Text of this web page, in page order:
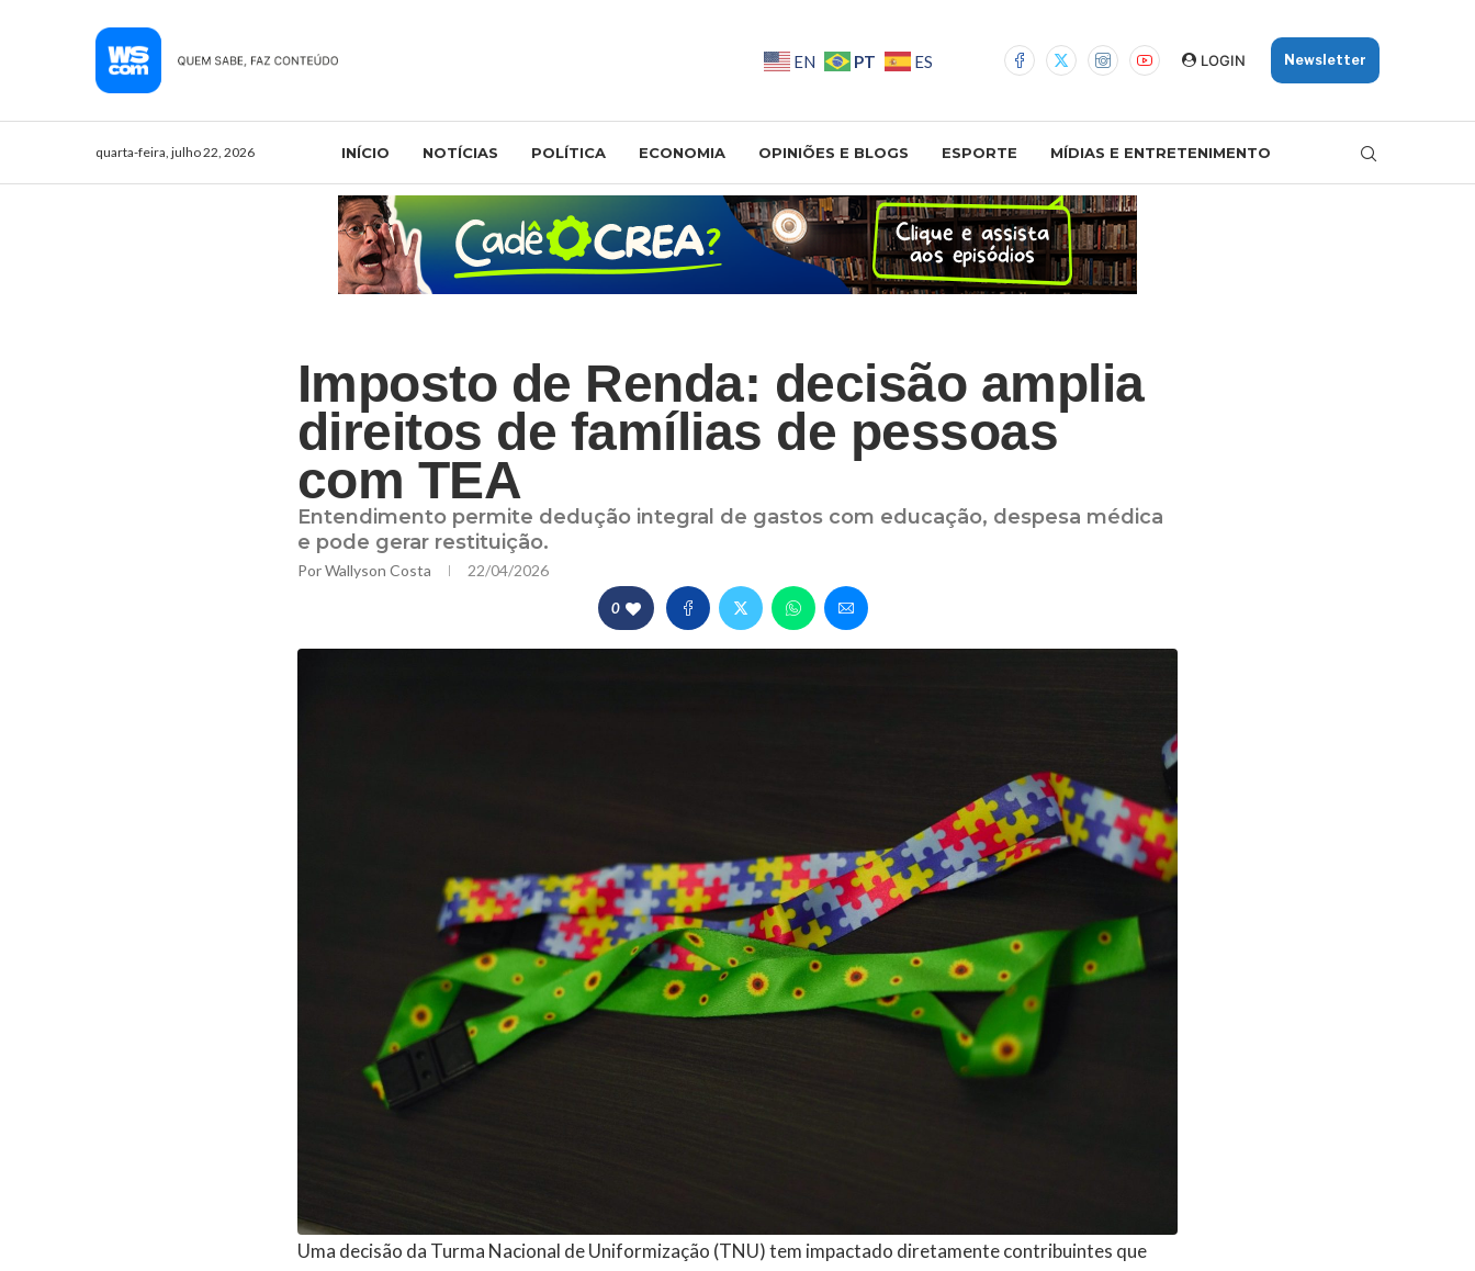
EN PT ES LOGIN Newsletter
quarta-feira, julho 22, 2026 INÍCIO NOTÍCIAS POLÍTICA ECONOMIA OPINIÕES E BLOGS ESPORTE MÍDIAS E ENTRETENIMENTO
Imposto de Renda: decisão amplia
direitos de famílias de pessoas
com TEA
Entendimento permite dedução integral de gastos com educação, despesa médica
e pode gerar restituição.
PorWallyson Costa 22/04/2026
0
Uma decisão da Turma Nacional de Uniformização (TNU) tem impactado diretamente contribuintes que